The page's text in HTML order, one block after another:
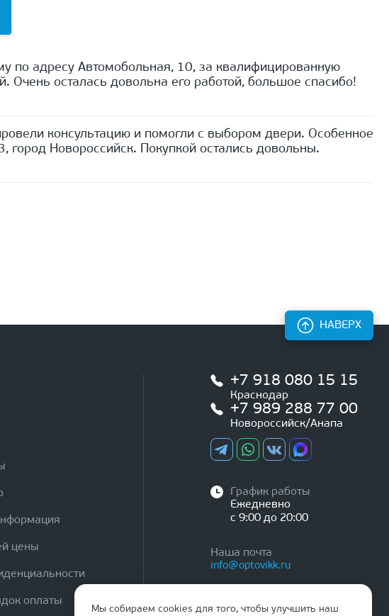
адресу Автомобольная, 10, за квалифицированную
осталась довольна его работой, большое спасибо!
консультацию и помогли с выбором двери. Особенное
Новороссийск. Покупкой остались довольны.
цены
оплаты
+7 918 080 15 15
Краснодар
+7 989 288 77 00
Новороссийск/Анапа
График работы
Ежедневно
с 9:00 до 20:00
Наша почта
info@optovikk.ru
НАВЕРХ
Мы собираем cookies для того, чтобы улучшить наш